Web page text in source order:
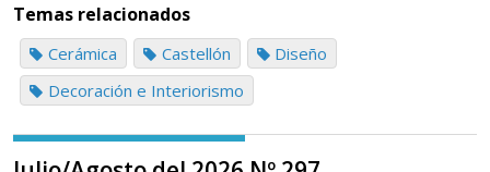
Temas relacionados
Cerámica Castellón
Diseño
Decoración e Interiorismo